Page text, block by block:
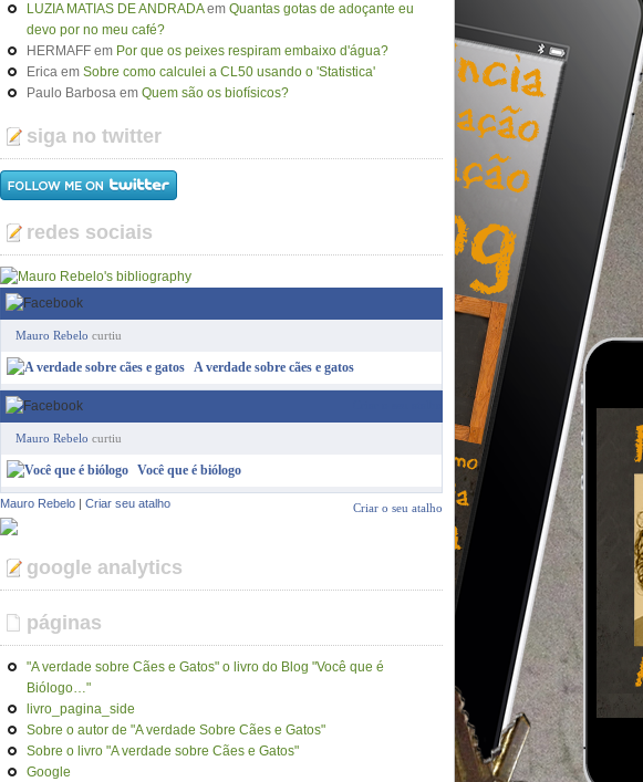
LUZIA MATIAS DE ANDRADAem Quantas gotas de adoçante eu
devo por no meu café?
HERMAFF em Por que os peixes respiram embaixo d'água?
Erica em Sobre como calculei a CL50 usando o 'Statistica'
Paulo Barbosa em Quem são os biofísicos?
siga no twitter
redes sociais
Mauro Rebelo curtiu
A verdade sobre cães e gatos
Mauro Rebelo curtiu
Você que é biólogo
Criar o seu atalho
Mauro Rebelo | Criar seu atalho
google analytics
páginas
"A verdade sobre Cães e Gatos" o livro do Blog "Você que é
Biólogo…"
livro_pagina_side
Sobre o autor de "A verdade Sobre Cães e Gatos"
Sobre o livro "A verdade sobre Cães e Gatos"
Google